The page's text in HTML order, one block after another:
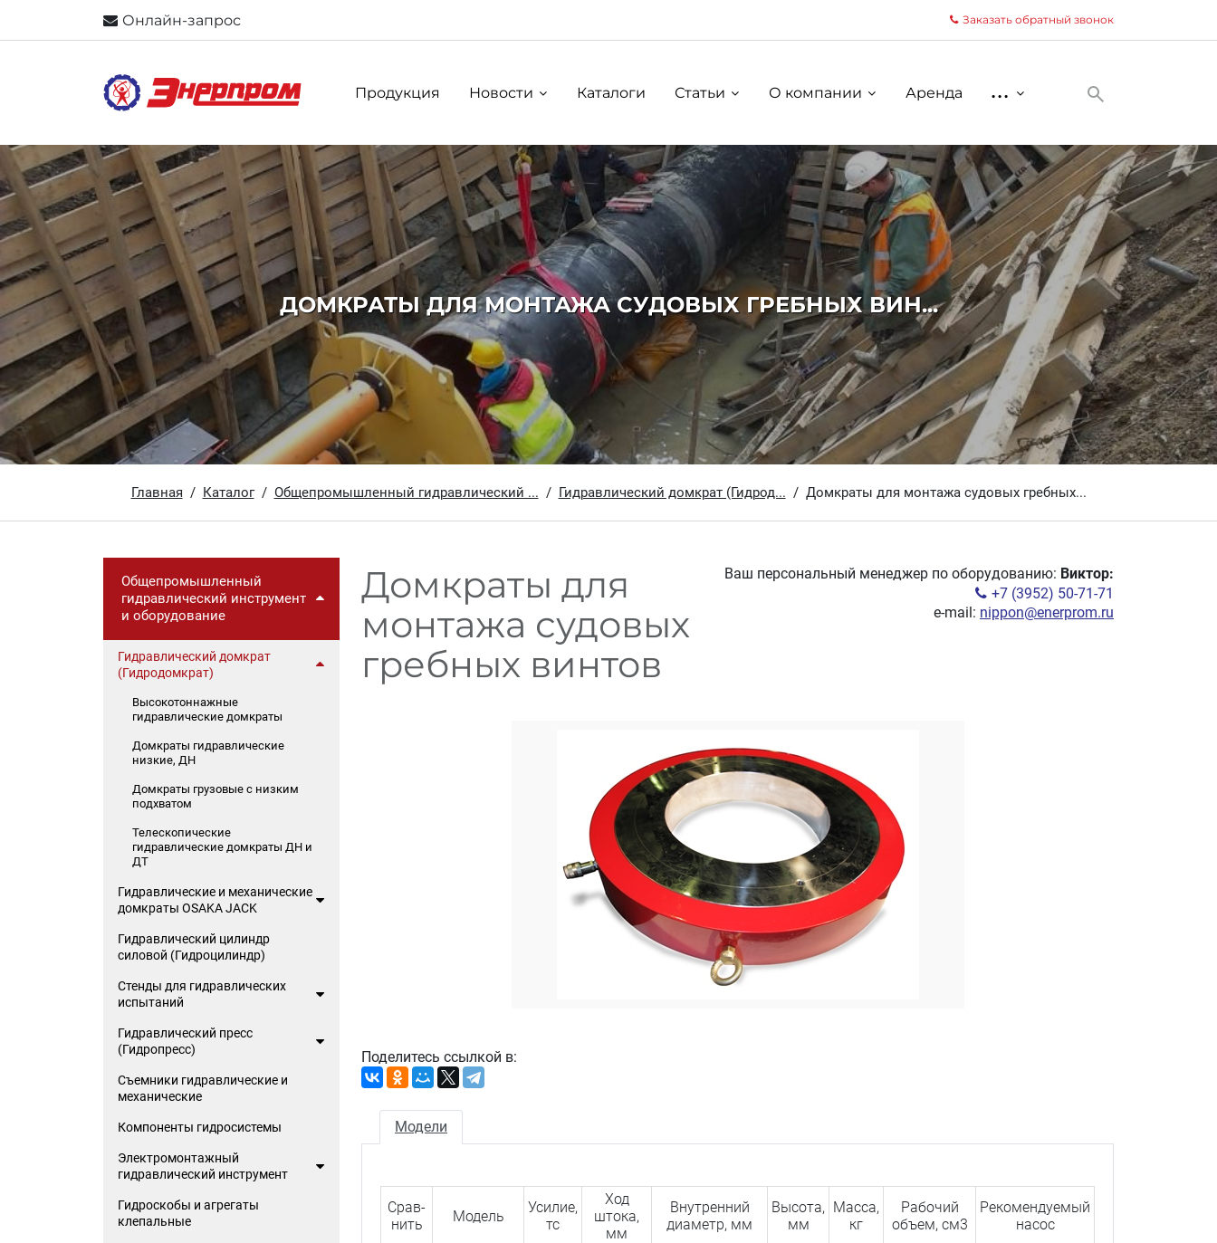
Онлайн-запрос Заказать обратный звонок
Продукция Новости Каталоги Статьи О компании Аренда ...
ДОМКРАТЫ ДЛЯ МОНТАЖА СУДОВЫХ ГРЕБНЫХ ВИН...
Главная Каталог Общепромышленный гидравлический ... Гидравлический домкрат (Гидрод... Домкраты для монтажа судовых гребных...
Ваш персональный менеджер по оборудованию: Виктор:
+7 (3952) 50-71-71
e-mail: nippon@enerprom.ru
Домкраты для
монтажа судовых
гребных винтов
Поделитесь ссылкой в:
Модели
Срав­
нить
Модель
Усилие,
тс
Ход
штока,
мм
Внутренний
диаметр, мм
Высота,
мм
Масса,
кг
Рабочий
объем, см3
Рекомендуемый
насос
Общепромышленный
гидравлический инструмент
и оборудование
Гидравлический домкрат
(Гидродомкрат)
Высокотоннажные
гидравлические домкраты
Домкраты гидравлические
низкие, ДН
Домкраты грузовые с низким
подхватом
Телескопические
гидравлические домкраты ДН и
ДТ
Гидравлические и механические
домкраты OSAKA JACK
Гидравлический цилиндр
силовой (Гидроцилиндр)
Стенды для гидравлических
испытаний
Гидравлический пресс
(Гидропресс)
Съемники гидравлические и
механические
Компоненты гидросистемы
Электромонтажный
гидравлический инструмент
Гидроскобы и агрегаты
клепальные